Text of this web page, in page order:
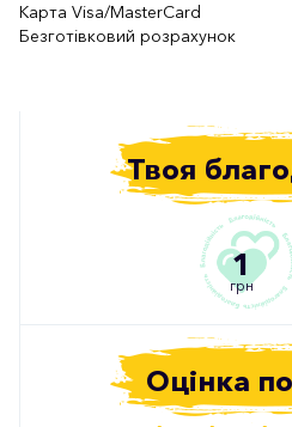
Карта Visa/MasterCard
Безготівковий розрахунок
Твоя
1
грн
Оцінка